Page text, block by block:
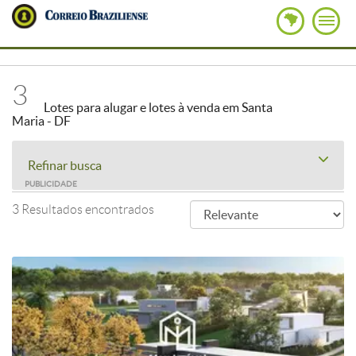
3
Lotes para alugar e lotes à venda em Santa
Maria - DF
Refinar busca
PUBLICIDADE
3 Resultados encontrados